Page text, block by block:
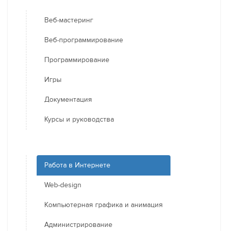
Веб-мастеринг
Веб-программирование
Программирование
Игры
Документация
Курсы и руководства
Работа в Интернете
Web-design
Компьютерная графика и анимация
Администрирование